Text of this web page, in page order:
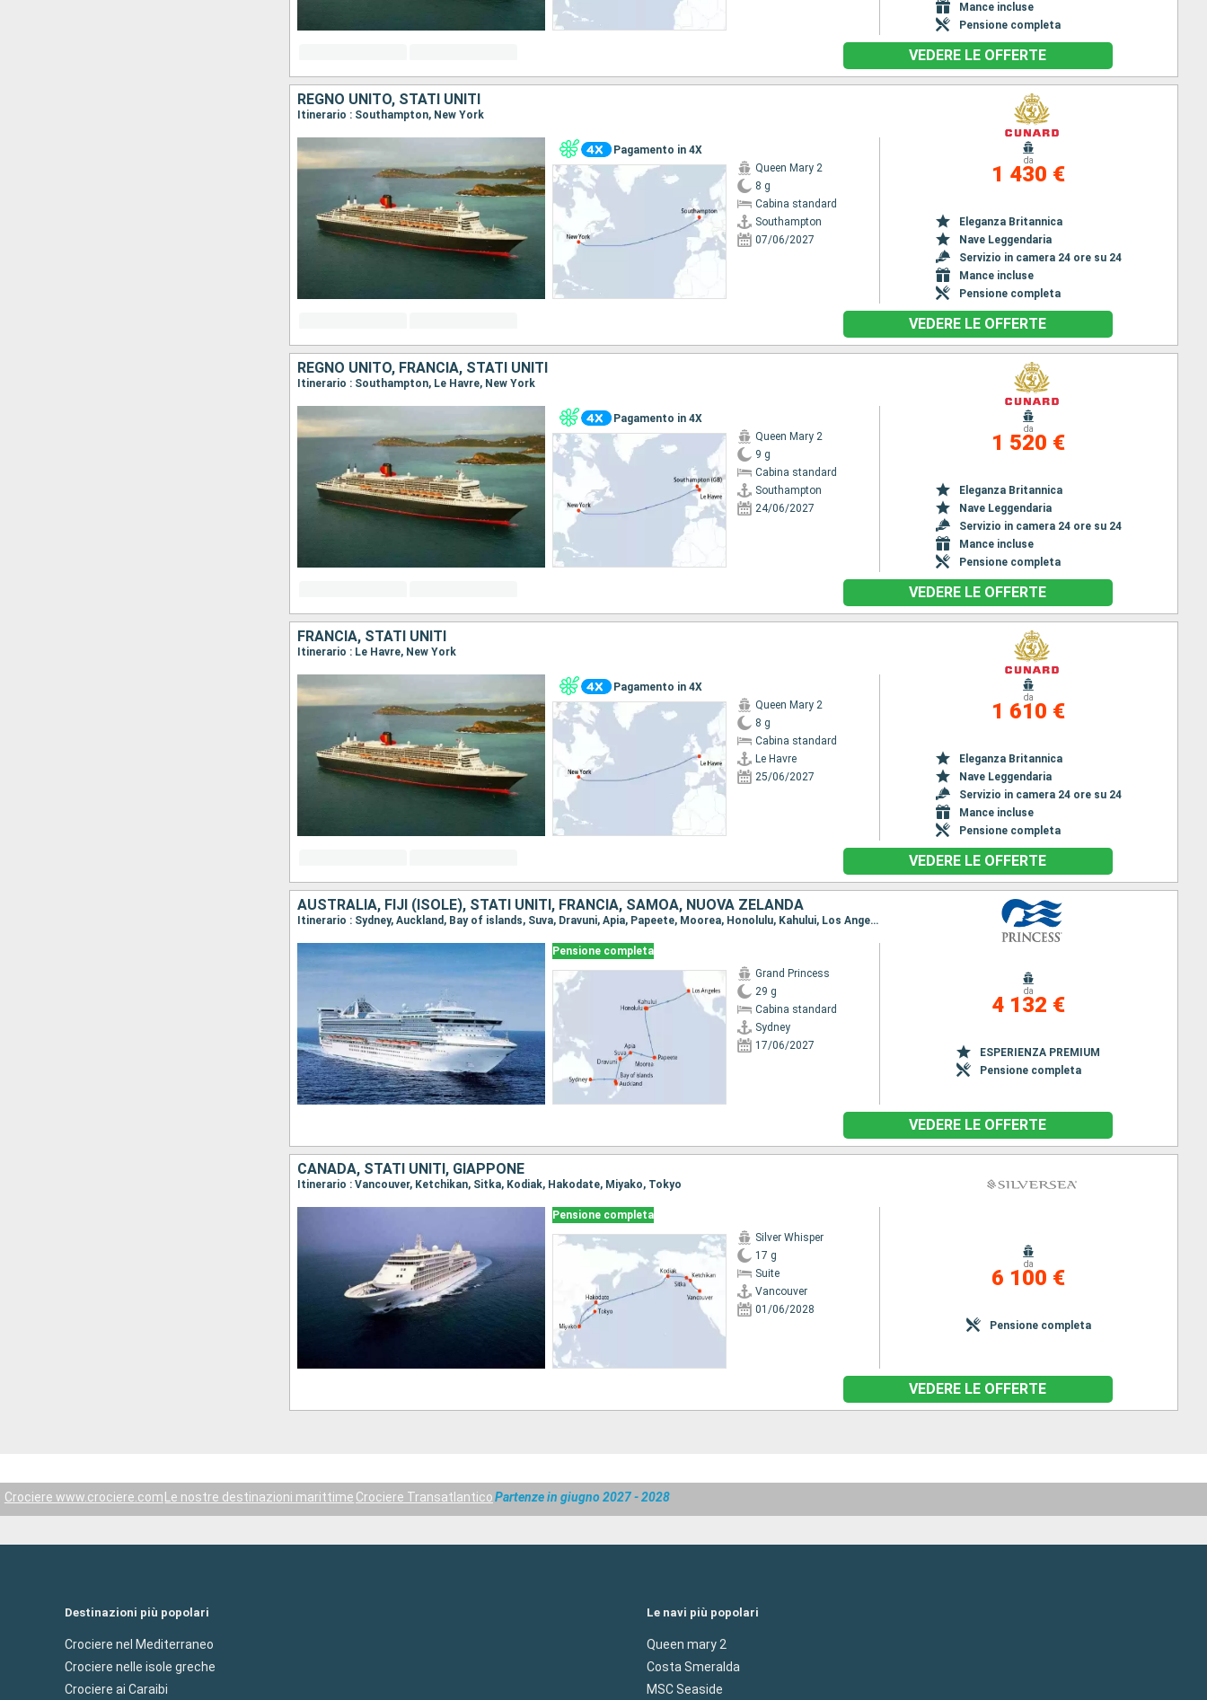
Mance incluse
Pensione completa
VEDERE LE OFFERTE
REGNO UNITO, STATI UNITI
Itinerario : Southampton, New York
Pagamento in 4X
Queen Mary 2
8 g
Cabina standard
Southampton
07/06/2027
da
1 430 €
Eleganza Britannica
Nave Leggendaria
Servizio in camera 24 ore su 24
Mance incluse
Pensione completa
VEDERE LE OFFERTE
REGNO UNITO, FRANCIA, STATI UNITI
Itinerario : Southampton, Le Havre, New York
Pagamento in 4X
Queen Mary 2
9 g
Cabina standard
Southampton
24/06/2027
da
1 520 €
Eleganza Britannica
Nave Leggendaria
Servizio in camera 24 ore su 24
Mance incluse
Pensione completa
VEDERE LE OFFERTE
FRANCIA, STATI UNITI
Itinerario : Le Havre, New York
Pagamento in 4X
Queen Mary 2
8 g
Cabina standard
Le Havre
25/06/2027
da
1 610 €
Eleganza Britannica
Nave Leggendaria
Servizio in camera 24 ore su 24
Mance incluse
Pensione completa
VEDERE LE OFFERTE
AUSTRALIA, FIJI (ISOLE), STATI UNITI, FRANCIA, SAMOA, NUOVA ZELANDA
Itinerario : Sydney, Auckland, Bay of islands, Suva, Dravuni, Apia, Papeete, Moorea, Honolulu, Kahului, Los Angeles
Pensione completa
Grand Princess
29 g
Cabina standard
Sydney
17/06/2027
da
4 132 €
ESPERIENZA PREMIUM
Pensione completa
VEDERE LE OFFERTE
CANADA, STATI UNITI, GIAPPONE
Itinerario : Vancouver, Ketchikan, Sitka, Kodiak, Hakodate, Miyako, Tokyo
Pensione completa
Silver Whisper
17 g
Suite
Vancouver
01/06/2028
da
6 100 €
Pensione completa
VEDERE LE OFFERTE
Crociere www.crociere.com Le nostre destinazioni marittime Crociere TransatlanticoPartenze in giugno 2027 - 2028
Destinazioni più popolari
Crociere nel Mediterraneo
Crociere nelle isole greche
Crociere ai Caraibi
Le navi più popolari
Queen mary 2
Costa Smeralda
MSC Seaside